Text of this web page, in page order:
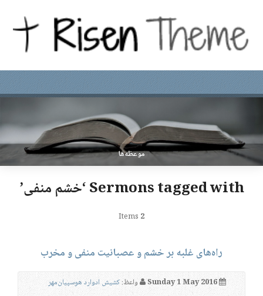
موعظه‌ها
Sermons tagged with ‘خشم منفی’
2
راه‌های غلبه بر خشم و عصبانیت منفی و مخرب
Sunday 1 May 2016 واعظ:کشیش ادوارد هوسپیان‌مهر